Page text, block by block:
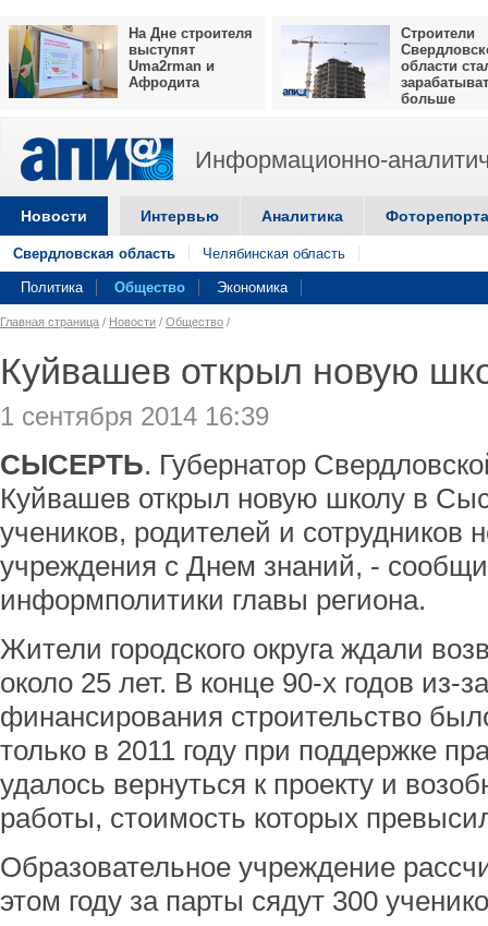
На Дне строителя
выступят
Uma2rman и
Афродита
Строители
области
больше
Информационно-
Новости Интервью Аналитика
Свердловская область Челябинская область
Политика Общество Экономика
Главная страница / Новости / Общество /
Куйвашев открыл новую
1 сентября 2014 16:39
СЫСЕРТЬ. Губернатор
Куйвашев открыл новую школу в
учеников, родителей и сотрудников
учреждения с Днем знаний, -
информполитики главы региона.
Жители городского округа ждали
около 25 лет. В конце 90-х годов из-
финансирования строительство
только в 2011 году при поддержке
удалось вернуться к проекту и
работы, стоимость которых
Образовательное учреждение
этом году за парты сядут 300